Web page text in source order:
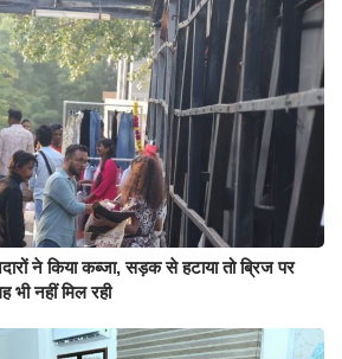
ने किया कब्जा, सड़क से हटाया तो ब्रिज पर
नहीं मिल रही